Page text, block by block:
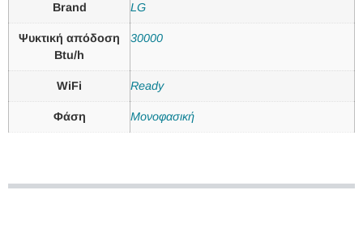
Brand LG
Ψυκτική απόδοση
Btu/h
30000
WiFi Ready
Φάση Μονοφασική